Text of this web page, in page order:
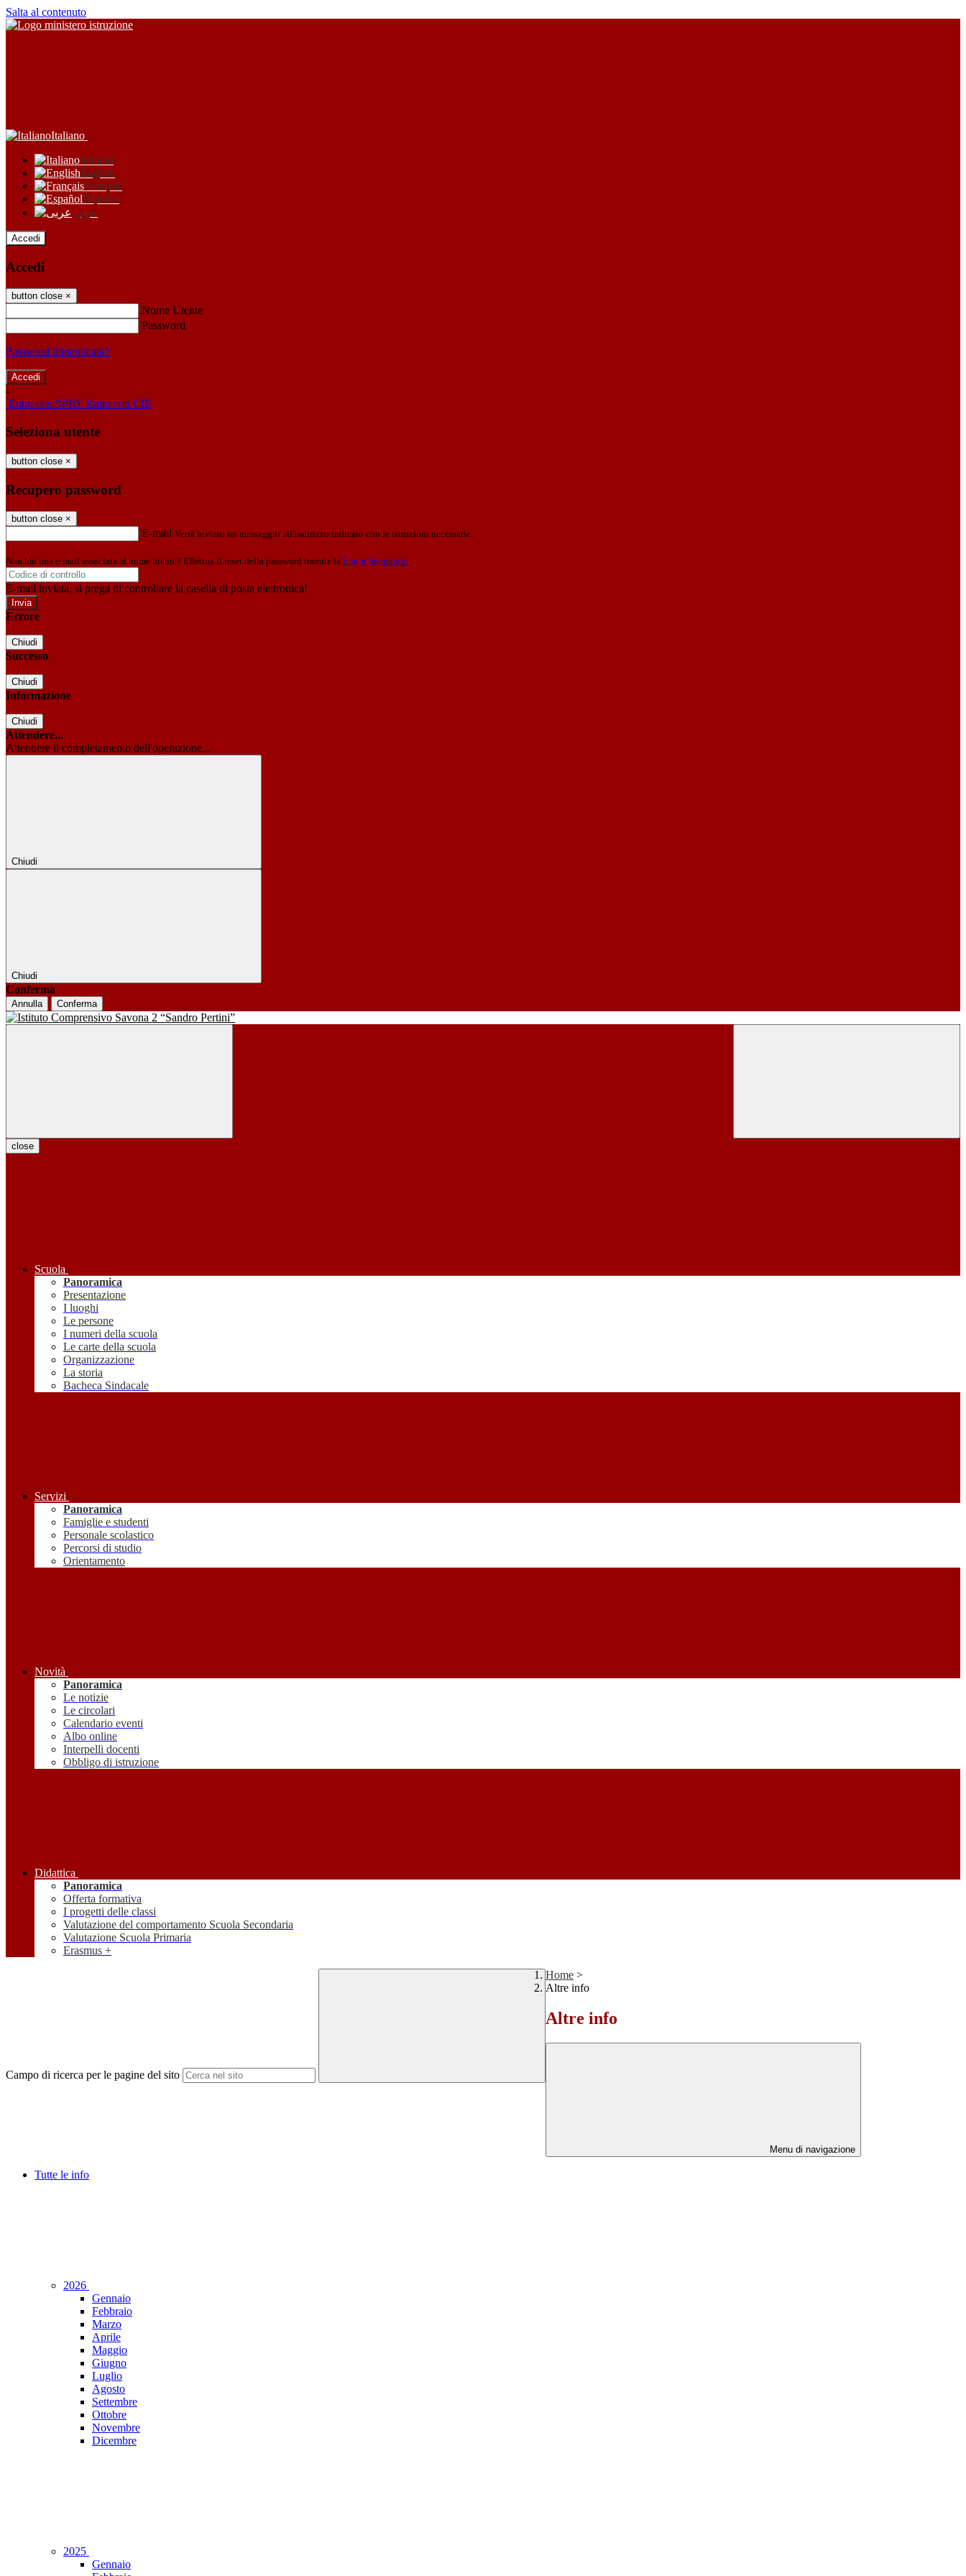
Salta al contenuto
Italiano
Italiano
English
Français
Español
عربى
Accedi
Accedi
button close ×
Nome Utente
Password
Password dimenticata?
-
Entra con SPID Entra con CIE
Seleziona utente
button close ×
Recupero password
button close ×
E-mail Verrà inviato un messaggio all'indirizzo indicato con le istruzioni necessarie.
Non hai una e-mail associata al nome utente? Effettua il reset della password tramite la Login Spaggiari
E-mail inviata, si prega di controllare la casella di posta elettronica!
Errore
Chiudi
Successo
Chiudi
Informazione
Chiudi
Attendere...
Attendere il completamento dell'operazione...
Chiudi
Chiudi
Conferma
Annulla Conferma
close
Scuola
Panoramica
Presentazione
I luoghi
Le persone
I numeri della scuola
Le carte della scuola
Organizzazione
La storia
Bacheca Sindacale
Servizi
Panoramica
Famiglie e studenti
Personale scolastico
Percorsi di studio
Orientamento
Novità
Panoramica
Le notizie
Le circolari
Calendario eventi
Albo online
Interpelli docenti
Obbligo di istruzione
Didattica
Panoramica
Offerta formativa
I progetti delle classi
Valutazione del comportamento Scuola Secondaria
Valutazione Scuola Primaria
Erasmus +
Campo di ricerca per le pagine del sito
Home >
Altre info
Altre info
Menu di navigazione
Tutte le info
2026
Gennaio
Febbraio
Marzo
Aprile
Maggio
Giugno
Luglio
Agosto
Settembre
Ottobre
Novembre
Dicembre
2025
Gennaio